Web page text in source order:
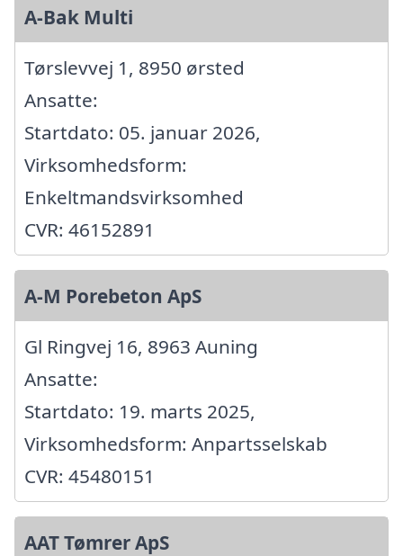
A-Bak Multi
Tørslevvej 1, 8950 ørsted
Ansatte:
Startdato: 05. januar 2026,
Virksomhedsform:
Enkeltmandsvirksomhed
CVR: 46152891
A-M Porebeton ApS
Gl Ringvej 16, 8963 Auning
Ansatte:
Startdato: 19. marts 2025,
Virksomhedsform: Anpartsselskab
CVR: 45480151
AAT Tømrer ApS